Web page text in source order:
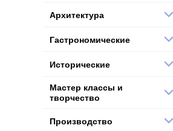
Архитектура
Гастрономические
Исторические
Мастер классы и
творчество
Производство